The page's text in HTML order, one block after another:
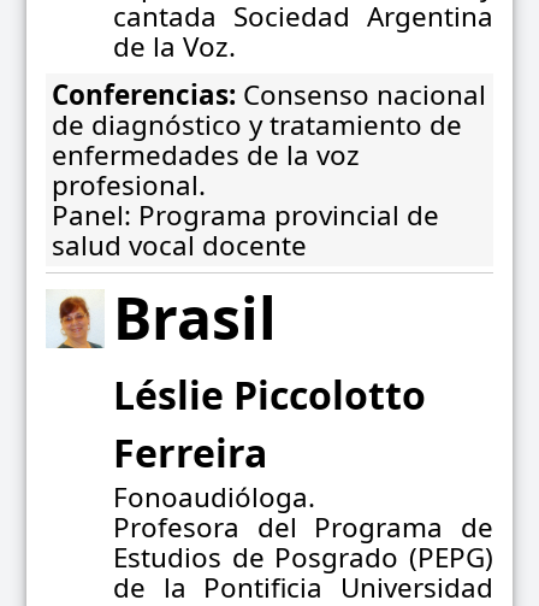
cantada Sociedad Argentina
de la Voz.
Conferencias: Consenso nacional
de diagnóstico y tratamiento de
enfermedades de la voz
profesional.
Panel: Programa provincial de
salud vocal docente
Brasil
Léslie Piccolotto
Ferreira
Fonoaudióloga.
Profesora del Programa de
Estudios de Posgrado (PEPG)
de la Pontificia Universidad